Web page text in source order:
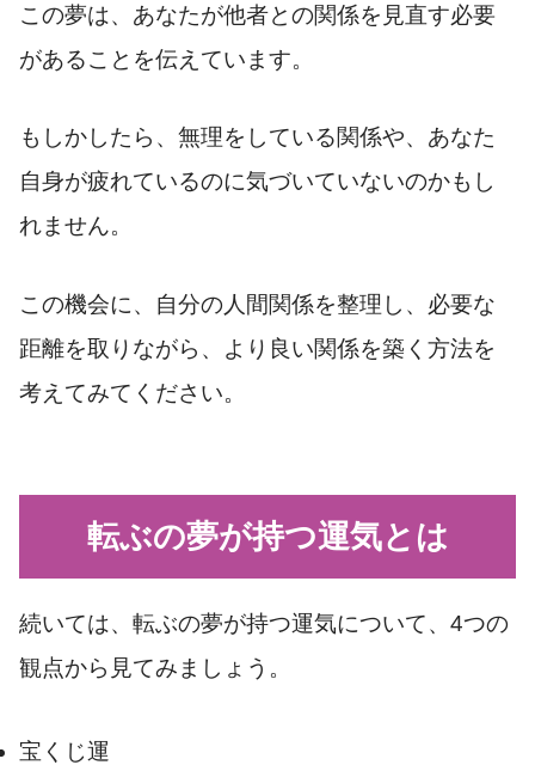
この夢は、あなたが他者との関係を見直す必要
があることを伝えています。
もしかしたら、無理をしている関係や、あなた
自身が疲れているのに気づいていないのかもし
れません。
この機会に、自分の人間関係を整理し、必要な
距離を取りながら、より良い関係を築く方法を
考えてみてください。
転ぶの夢が持つ運気とは
続いては、転ぶの夢が持つ運気について、4つの
観点から見てみましょう。
宝くじ運